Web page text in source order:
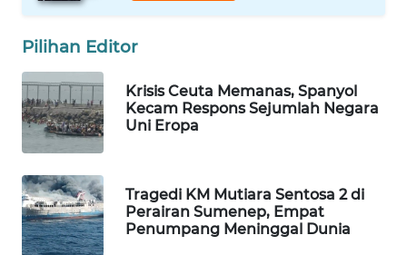
Pilihan Editor
Krisis Ceuta Memanas, Spanyol
Kecam Respons Sejumlah Negara
Uni Eropa
Tragedi KM Mutiara Sentosa 2 di
Perairan Sumenep, Empat
Penumpang Meninggal Dunia
NET
WAHANA
SPORT
WAHANA
UMKM
WAHANA
SELEB